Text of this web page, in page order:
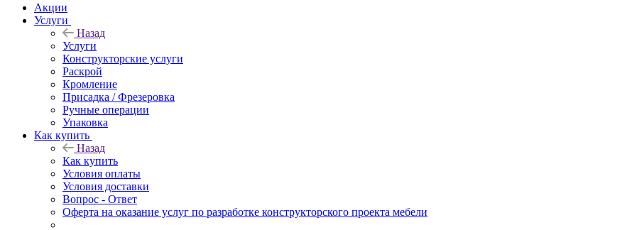
Акции
Услуги
Назад
Услуги
Конструкторские услуги
Раскрой
Кромление
Присадка / Фрезеровка
Ручные операции
Упаковка
Как купить
Назад
Как купить
Условия оплаты
Условия доставки
Вопрос - Ответ
Оферта на оказание услуг по разработке конструкторского проекта мебели